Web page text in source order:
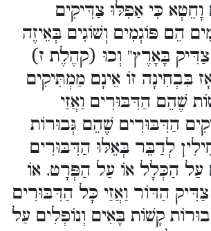
וָחֵטְא כִּי אַפִלּוּ צַדִּיקִים
הֵם פּוֹגְמִים וְשׁוֹגִים בְּאֵיזֶה
בָּאָרֶץ" וְכוּ (קהֶלֶת ז)
בִּבְחִינָה זוֹ אֵינָם מַמְתִּיקִים
שֶׁהֵם הַדִּבּוּרִים וַאֲזַי
הַדִּבּוּרִים שֶׁהֵם גְּבוּרוֹת
לְדַבֵּר בְּאֵלּוּ הַדִּבּוּרִים
עַל הַכְּלָל אוֹ עַל הַפְּרָט, אוֹ
הַדּוֹר וַאֲזַי כָּל הַדִּבּוּרִים
קָשׁוֹת בָּאִים וְנוֹפְלִים עַל